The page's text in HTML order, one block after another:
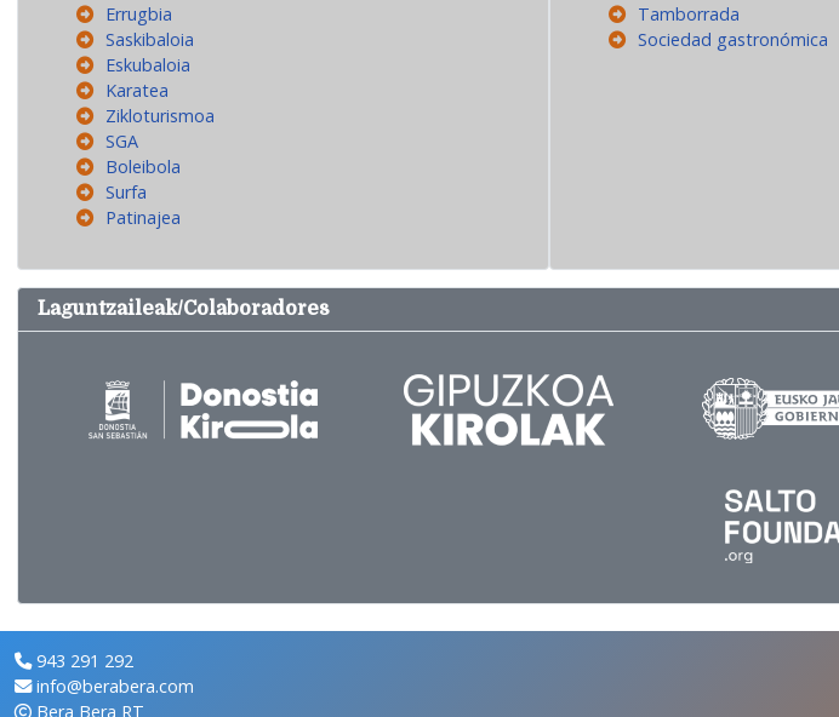
Errugbia
Saskibaloia
Eskubaloia
Karatea
Zikloturismoa
SGA
Boleibola
Surfa
Patinajea
Tamborrada
Sociedad gastronómica
Laguntzaileak/Colaboradores
943 291 292
info@berabera.com
Bera Bera RT